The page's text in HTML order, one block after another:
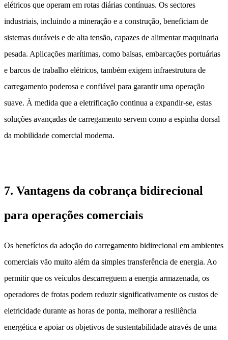
elétricos que operam em rotas diárias contínuas. Os sectores
industriais, incluindo a mineração e a construção, beneficiam de
sistemas duráveis ​​e de alta tensão, capazes de alimentar maquinaria
pesada. Aplicações marítimas, como balsas, embarcações portuárias
e barcos de trabalho elétricos, também exigem infraestrutura de
carregamento poderosa e confiável para garantir uma operação
suave. À medida que a eletrificação continua a expandir-se, estas
soluções avançadas de carregamento servem como a espinha dorsal
da mobilidade comercial moderna.
7. Vantagens da cobrança bidirecional
para operações comerciais
Os benefícios da adoção do carregamento bidirecional em ambientes
comerciais vão muito além da simples transferência de energia. Ao
permitir que os veículos descarreguem a energia armazenada, os
operadores de frotas podem reduzir significativamente os custos de
eletricidade durante as horas de ponta, melhorar a resiliência
energética e apoiar os objetivos de sustentabilidade através de uma